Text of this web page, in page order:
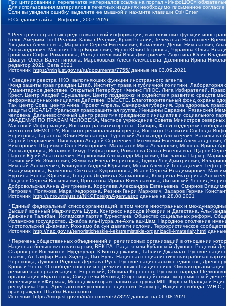
При цитировании и перепечатке материалов ссылка на портал «ИнфоШОС»
Для использования материалов в печатных изданиях необходимо письменное
Если вы увидели ошибку, выделите ее мышкой и нажмите клавиши Ctrl+Enter
©Создание сайта - Инфорос, 2007-2026
* Реестр иностранных средств массовой информации, выполняющих функции
Голос Америки, Idel.Реалии, Кавказ.Реалии, Крым.Реалии, Телеканал Настоящее
Людмила Алексеевна, Маркелов Сергей Евгеньевич, Камалягин Денис Николаевич,
Александрович, Маняхин Петр Борисович, Ярош Юлия Петровна, Чуракова Ольга
Гройсман Софья Романовна, Рождественский Илья Дмитриевич, Апухтина Юлия
Шмагун Олеся Валентиновна, Мароховская Алеся Алексеевна, Долинина Ирина
редактор 2021, Вега 2021
Источник: https://minjust.gov.ru/ru/documents/7755/ данные на 03.09.2021
* Сведения реестра НКО, выполняющих функции иностранного агента:
Фонд защиты прав граждан Штаб, Институт права и публичной политики,
Гуманитарное действие, Открытый Петербург, Феникс ПЛЮС, Лига Избирателей,
Крест, Центр Хасдей Ерушалаим, Центр поддержки и содействия развитию средств
информационных инициатив Действие, ВМЕСТЕ, Благотворительный фонд охраны
Так, центр Сова, центр Анна, Проект Апрель, Самарская губерния, Эра здоровья,
защиты СИБАЛЬТ, Уральская правозащитная группа, Женщины Евразии, Рязанский
человека, Дальневосточный центр развития гражданских инициатив и социального
АКАДЕМИЯ ПО ПРАВАМ ЧЕЛОВЕКА, Частное учреждение Совета Министров северных
Массовой Информации, Институт развития прессы - Сибирь, Фонд поддержки
агентство МЕМО. РУ, Институт региональной прессы, Институт Развития Свободы
Борисовна, Таранова Юлия Николаевна, Туровский Александр Алексеевич,
Сергей Георгиевич, Пивоваров Андрей Сергеевич, Писемский Евгений
Викторович, Шарипков Олег Викторович, Мальсагов Муса Асланович, Мошель Ирина
Александровна, Исламов Тимур Рифгатович, Романова Ольга Евгеньевна, Щаров
Паутов Юрий Анатольевич, Верховский Александр Маркович, Пислакова-Паркер
Рачинский Ян Збигневич, Жемкова Елена Борисовна, Гудков Лев Дмитриевич,
Николай Алексеевич, Блинушов Андрей Юрьевич, Мосин Алексей Геннадьевич,
Владимировна, Баженова Светлана Куприяновна, Исаев Сергей Владимирович,
Буртина Елена Юрьевна, Гендель Людмила Залмановна, Кокорина Екатерина
Подузов Сергей Васильевич, Протасова Ирина Вячеславовна, Литинский Леонид
Добровольская Анна Дмитриевна, Королева Александра Евгеньевна, Смирнов
Петрович, Полякова Мара Федоровна, Резник Генри Маркович, Захаров Герман
Источник: http://unro.minjust.ru/NKOForeignAgent.aspx данные на 28.08.2021
* Единый федеральный список организаций, в том числе иностранных и
Высший военный Маджлисуль Шура, Конгресс народов Ичкерии и Дагестана, Аль-
Движение Талибан, Исламская партия Туркестана, Общество социальных реформ,
Исламское государство, Джабха аль-Нусра ли-Ахль аш-Шам, Народное ополчение
Чистопольский Джамаат, Рохнамо ба суи давлати исломи, Террористическое
Источник: http://nac.gov.ru/terroristicheskie-i-ekstremistskie-organizacii-i-materialy.html
* Перечень общественных объединений и религиозных организаций в отношении
Национал-большевистская партия, ВЕК РА, Рада земли Кубанской Духовно Родовой
Староверов-Инглингов, Нурджулар, К Богодержавию, Таблиги Джамаат, Русское
славян, Ат-Такфир Валь-Хиджра, Пит Буль, Национал-социалистическая рабочая
Череповца, Духовно-Родовая Держава Русь, Русское национальное единство,
Кровь и Честь, О свободе совести и о религиозных объединениях, Омская
религиозная организация п. Боровский, Община Коренного Русского народа
организация «Братство», Свидетели Иеговы, О противодействии экстремистской
болельщиков «Фирма», Молодежная правозащитная группа МПГ, Курсом Правды и
республика Русь, Арестантское уголовное единство, Башкорт, Нация и свобода,
прав граждан, Штабы Навального
Источник: https://minjust.gov.ru/ru/documents/7822/ данные на 06.08.2021